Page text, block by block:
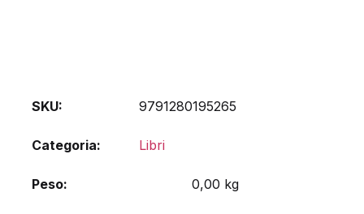
SKU: 9791280195265
Categoria: Libri
Peso 0,00 kg